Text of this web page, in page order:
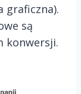
graficzna).
są
konwersji.